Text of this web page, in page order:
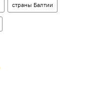
страны Балтии